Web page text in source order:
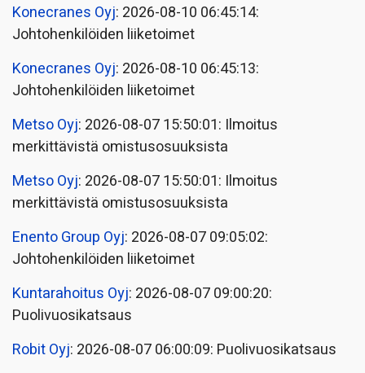
Konecranes Oyj: 2026-08-10 06:45:14:
Johtohenkilöiden liiketoimet
Konecranes Oyj: 2026-08-10 06:45:13:
Johtohenkilöiden liiketoimet
Metso Oyj: 2026-08-07 15:50:01: Ilmoitus
merkittävistä omistusosuuksista
Metso Oyj: 2026-08-07 15:50:01: Ilmoitus
merkittävistä omistusosuuksista
Enento Group Oyj: 2026-08-07 09:05:02:
Johtohenkilöiden liiketoimet
Kuntarahoitus Oyj: 2026-08-07 09:00:20:
Puolivuosikatsaus
Robit Oyj: 2026-08-07 06:00:09: Puolivuosikatsaus